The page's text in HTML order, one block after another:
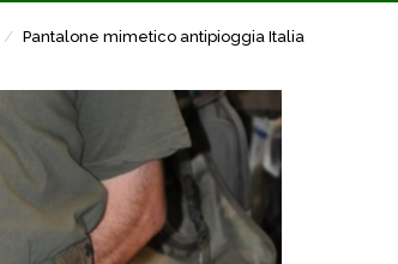
Pantalone mimetico antipioggia Italia